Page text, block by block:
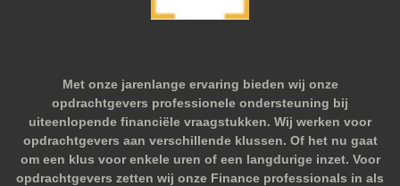
Met onze jarenlange ervaring bieden wij onze
opdrachtgevers professionele ondersteuning bij
uiteenlopende financiële vraagstukken. Wij werken voor
opdrachtgevers aan verschillende klussen. Of het nu gaat
om een klus voor enkele uren of een langdurige inzet. Voor
opdrachtgevers zetten wij onze Finance professionals in als